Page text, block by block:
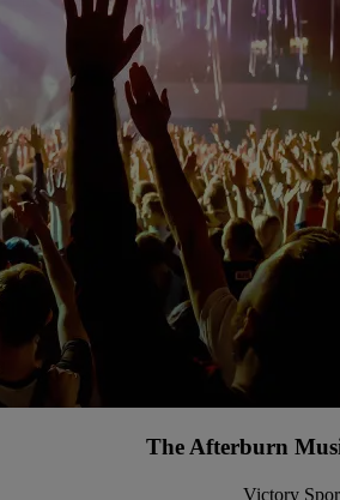
The Afterburn